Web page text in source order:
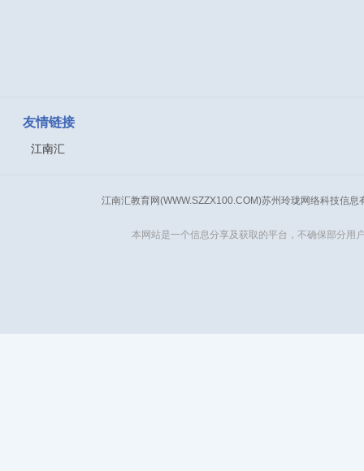
友情链接
江南汇
江南汇教育网(WWW.SZZX100.COM)苏州玲珑网络科技信
本网站是一个信息分享及获取的平台，不确保部分用